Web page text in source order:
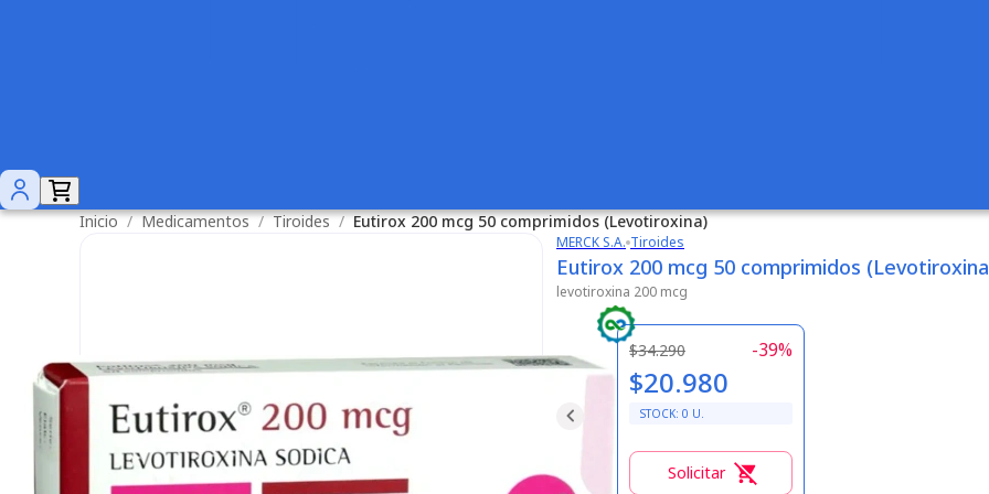
Inicio / Medicamentos / Tiroides / Eutirox 200 mcg 50 comprimidos (Levotiroxina)
MERCK S.A. Tiroides
Eutirox 200 mcg 50 comprimidos
levotiroxina 200 mcg
$34.290 -39%
$20.980
STOCK: 0 U.
Solicitar